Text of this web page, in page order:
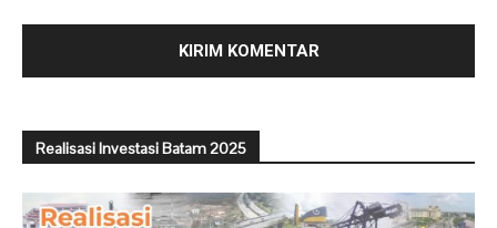
Realisasi Investasi Batam 2025